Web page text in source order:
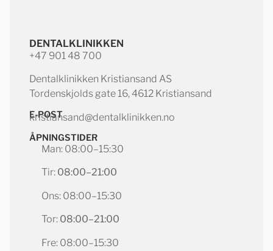
DENTALKLINIKKEN
+47 901 48 700
Dentalklinikken Kristiansand AS
Tordenskjolds gate 16, 4612 Kristiansand
E-POST
kristiansand@dentalklinikken.no
ÅPNINGSTIDER
Man: 08:00–15:30
Tir: 08:00–21:00
Ons: 08:00–15:30
Tor: 08:00–21:00
Fre: 08:00–15:30